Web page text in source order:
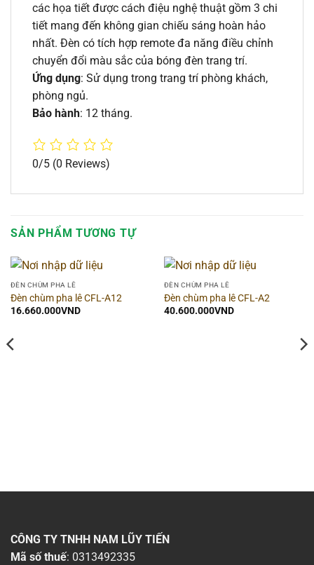
các họa tiết được cách điệu nghệ thuật gồm 3 chi
tiết mang đến không gian chiếu sáng hoàn hảo
nhất. Đèn có tích hợp remote đa năng điều chỉnh
chuyển đổi màu sắc của bóng đèn trang trí.
Ứng dụng: Sử dụng trong trang trí phòng khách,
phòng ngủ.
Bảo hành: 12 tháng.
0/5 (0 Reviews)
SẢN PHẨM TƯƠNG TỰ
ĐÈN CHÙM PHA LÊ
Đèn chùm pha lê CFL-A12
16.660.000VND
ĐÈN CHÙM PHA LÊ
Đèn chùm pha lê CFL-A2
40.600.000VND
CÔNG TY TNHH NAM LŨY TIẾN
Mã số thuế: 0313492335